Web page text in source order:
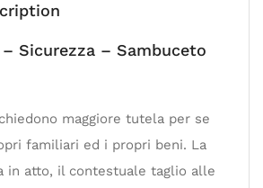
– Sicurezza – Sambuceto
maggiore tutela per se
familiari ed i propri beni. La
in atto, il contestuale taglio alle